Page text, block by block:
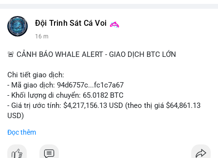
Đội Trinh Sát Cá Voi
16 m
🚨 CẢNH BÁO WHALE ALERT - GIAO DỊCH BTC LỚN
Chi tiết giao dịch:
- Mã giao dịch: 94d6757c...fc1c7a67
- Khối lượng di chuyển: 65.0182 BTC
- Giá trị ước tính: $4,217,156.13 USD (theo thị giá $64,861.13
USD)
Đọc thêm